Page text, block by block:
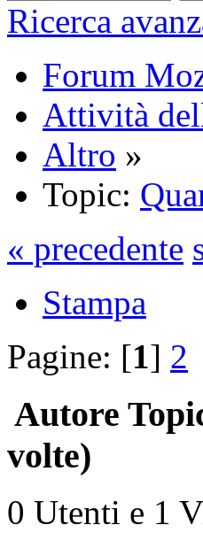
Ricerca
Forum
Attività
Altro »
Topic:
« precedente
Stampa
Pagine: [1] 2
Autore
volte)
0 Utenti e 1